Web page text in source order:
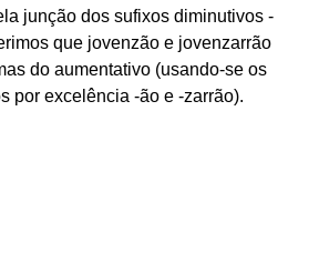
junção dos sufixos diminutivos -
que jovenzão e jovenzarrão
do aumentativo (usando-se os
por excelência -ão e -zarrão).